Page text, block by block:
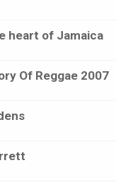
heart of Jamaica
Of Reggae 2007